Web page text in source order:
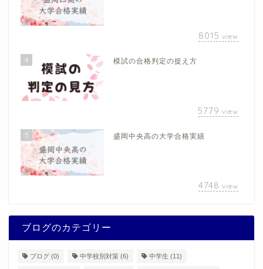
8015 view
4 模試の合格判定の捉え方
5779 view
5 盛岡中央高の大学合格実績
4748 view
ブログのカテゴリー
ブログ (0) 中学校別対策 (6) 中学生 (11)